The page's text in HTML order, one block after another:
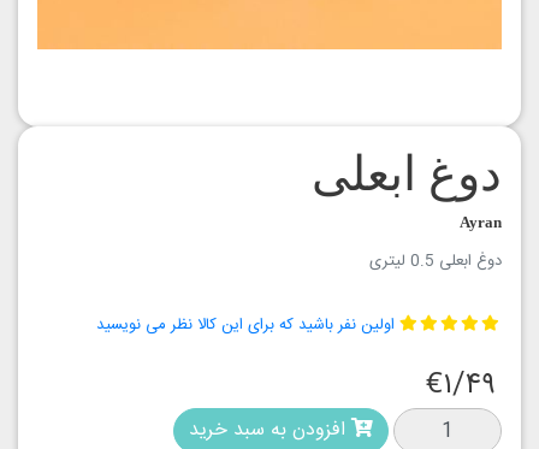
دوغ ابعلی
Ayran
دوغ ابعلی 0.5 لیتری
اولین نفر باشید که برای این کالا نظر می نویسید
€۱/۴۹
افزودن به سبد خرید